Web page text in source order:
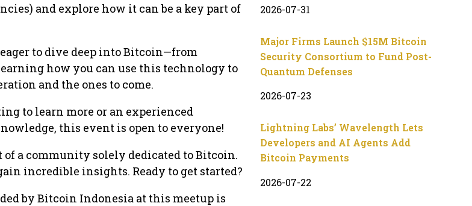
and explore how it can be a key part of
to dive deep into Bitcoin—from
how you can use this technology to
and the ones to come.
to learn more or an experienced
this event is open to everyone!
of a community solely dedicated to Bitcoin.
incredible insights. Ready to get started?
by Bitcoin Indonesia at this meetup is
2026-07-31
Major Firms Launch $15M Bitcoin
Security Consortium to Fund Post-
Quantum Defenses
2026-07-23
Lightning Labs’ Wavelength Lets
Developers and AI Agents Add
Bitcoin Payments
2026-07-22